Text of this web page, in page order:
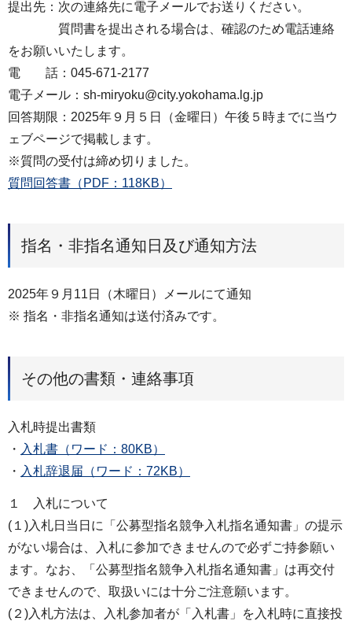
提出先：次の連絡先に電子メールでお送りください。
質問書を提出される場合は、確認のため電話連絡
をお願いいたします。
電 話：045-671-2177
電子メール：sh-miryoku@city.yokohama.lg.jp
回答期限：2025年９月５日（金曜日）午後５時までに当ウ
ェブページで掲載します。
※質問の受付は締め切りました。
質問回答書（PDF：118KB）
指名・非指名通知日及び通知方法
2025年９月11日（木曜日）メールにて通知
※ 指名・非指名通知は送付済みです。
その他の書類・連絡事項
入札時提出書類
・ 入札書（ワード：80KB）
・ 入札辞退届（ワード：72KB）
１ 入札について
(１)入札日当日に「公募型指名競争入札指名通知書」の提示
がない場合は、入札に参加できませんので必ずご持参願い
ます。なお、「公募型指名競争入札指名通知書」は再交付
できませんので、取扱いには十分ご注意願います。
(２)入札方法は、入札参加者が「入札書」を入札時に直接投